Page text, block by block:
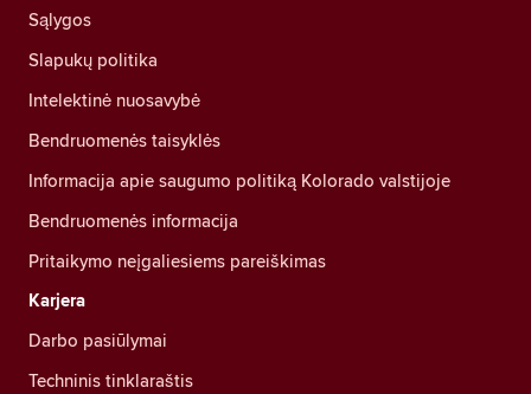
Sąlygos
Slapukų politika
Intelektinė nuosavybė
Bendruomenės taisyklės
Informacija apie saugumo politiką Kolorado valstijoje
Bendruomenės informacija
Pritaikymo neįgaliesiems pareiškimas
Karjera
Darbo pasiūlymai
Techninis tinklaraštis